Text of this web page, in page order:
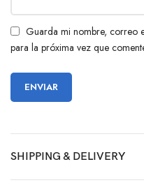
Guarda mi nombre, correo
para la próxima vez que
SHIPPING & DELIVERY